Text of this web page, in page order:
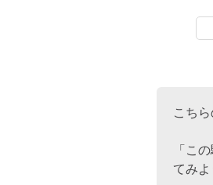
こち
「こ
てみよ